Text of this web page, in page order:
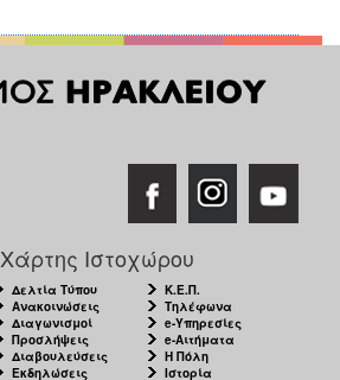
Χάρτης Ιστοχώρου
Δελτία Τύπου
Ανακοινώσεις
Διαγωνισμοί
Προσλήψεις
Διαβουλεύσεις
Εκδηλώσεις
Κ.Ε.Π.
Τηλέφωνα
e-Υπηρεσίες
e-Αιτήματα
Η Πόλη
Ιστορία